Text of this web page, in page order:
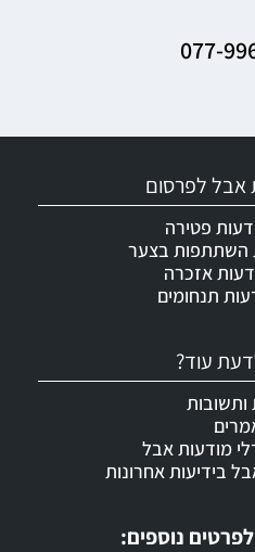
077-
נוספים:
עוד?
ותשובות
מודעות אבל
בידיעות אחרונות
אבל לפרסום
פטירה
השתתפות בצער
אזכרה
תנחומים